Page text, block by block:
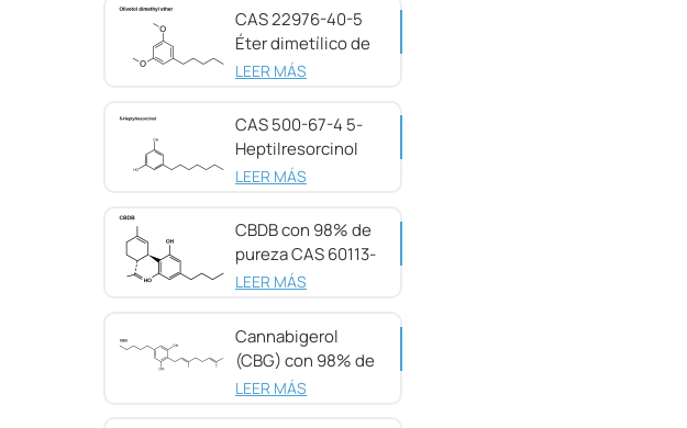
CAS 22976-40-5
Éter dimetílico de
olivetol, 98 %
LEER MÁS
CAS 500-67-4 5-
Heptilresorcinol
con 99 % de
LEER MÁS
CBDB con 98% de
pureza CAS 60113-
11-3
LEER MÁS
Cannabigerol
(CBG) con 98% de
pureza CAS
LEER MÁS